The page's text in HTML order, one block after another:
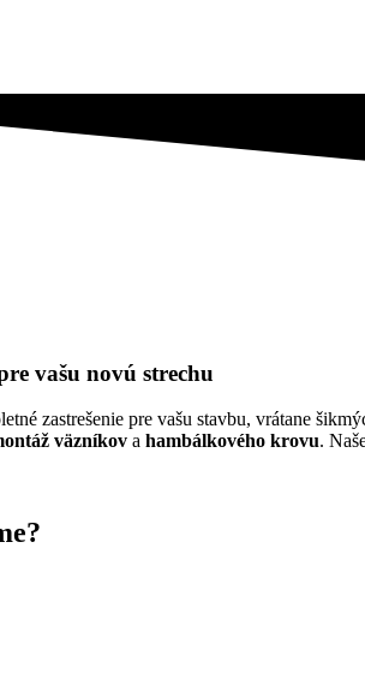
vašu novú strechu
zastrešenie pre vašu stavbu, vrátane
väzníkov a hambálkového krovu.